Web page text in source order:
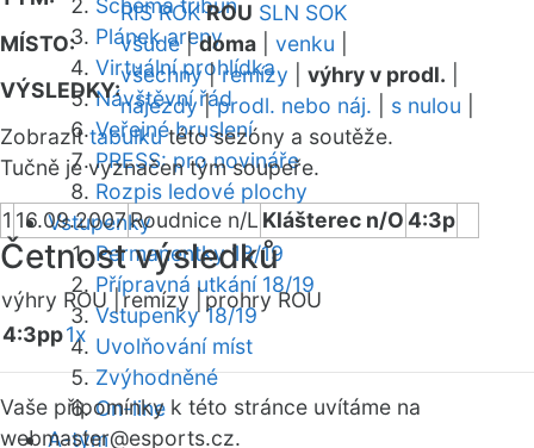
Schéma tribun
Plánek areny
Virtuální prohlídka
Návštěvní řád
Veřejné bruslení
PRESS: pro novináře
Rozpis ledové plochy
Vstupenky
Permanentky 18/19
Přípravná utkání 18/19
Vstupenky 18/19
Uvolňování míst
Zvýhodněné
On-line
A-tým
RIS ROK ROU SLN SOK
MÍSTO:
všude|doma venku
VÝSLEDKY:
všechny|remízy výhry v prodl.
nájezdy|prodl. nebo náj. s nulou
Zobrazittabulkutéto sezóny a soutěže.
Tučně je vyznačen tým soupeře.
1 16.09.2007Roudnice n/L Klášterec n/O4:3p
Četnost výsledků
výhry ROU |remízy |prohry ROU
4:3pp1x
Vaše připomínky k této stránce uvítáme na
webmaster@esports.cz.